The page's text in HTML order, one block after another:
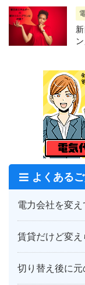
よくある
電力会社を変
賃貸だけど変え
切り替え後に